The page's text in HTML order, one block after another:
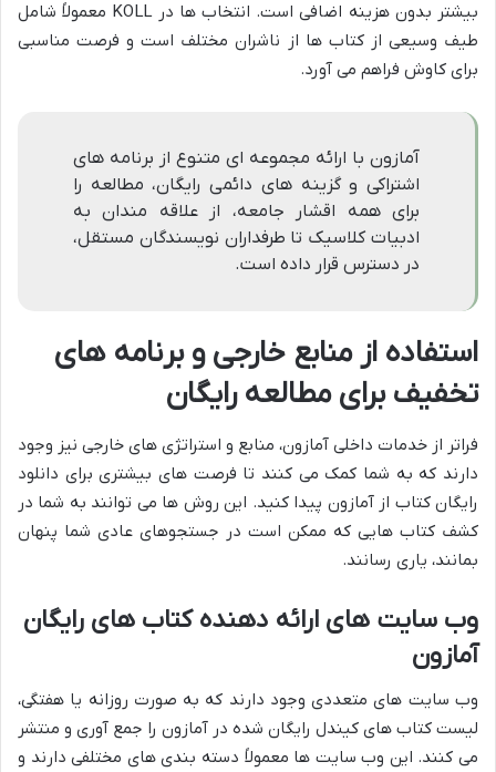
بیشتر بدون هزینه اضافی است. انتخاب ها در KOLL معمولاً شامل
طیف وسیعی از کتاب ها از ناشران مختلف است و فرصت مناسبی
برای کاوش فراهم می آورد.
آمازون با ارائه مجموعه ای متنوع از برنامه های
اشتراکی و گزینه های دائمی رایگان، مطالعه را
برای همه اقشار جامعه، از علاقه مندان به
ادبیات کلاسیک تا طرفداران نویسندگان مستقل،
در دسترس قرار داده است.
استفاده از منابع خارجی و برنامه های
تخفیف برای مطالعه رایگان
فراتر از خدمات داخلی آمازون، منابع و استراتژی های خارجی نیز وجود
دارند که به شما کمک می کنند تا فرصت های بیشتری برای دانلود
رایگان کتاب از آمازون پیدا کنید. این روش ها می توانند به شما در
کشف کتاب هایی که ممکن است در جستجوهای عادی شما پنهان
بمانند، یاری رسانند.
وب سایت های ارائه دهنده کتاب های رایگان
آمازون
وب سایت های متعددی وجود دارند که به صورت روزانه یا هفتگی،
لیست کتاب های کیندل رایگان شده در آمازون را جمع آوری و منتشر
می کنند. این وب سایت ها معمولاً دسته بندی های مختلفی دارند و